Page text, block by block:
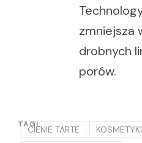
zmniejsza
drobnych
porów.
TAGI:
CIENIE TARTE